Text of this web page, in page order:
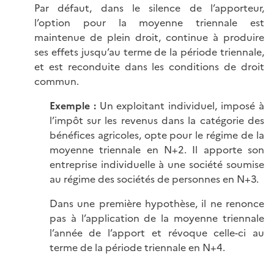
Par défaut, dans le silence de l’apporteur,
l’option pour la moyenne triennale est
maintenue de plein droit, continue à produire
ses effets jusqu’au terme de la période triennale,
et est reconduite dans les conditions de droit
commun.
Exemple :Un exploitant individuel, imposé à
l’impôt sur les revenus dans la catégorie des
bénéfices agricoles, opte pour le régime de la
moyenne triennale en N+2. Il apporte son
entreprise individuelle à une société soumise
au régime des sociétés de personnes en N+3.
Dans une première hypothèse, il ne renonce
pas à l’application de la moyenne triennale
l’année de l’apport et révoque celle-ci au
terme de la période triennale en N+4.